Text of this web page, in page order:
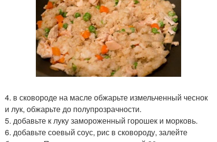
4. в сковороде на масле обжарьте измельченный чеснок
и лук, обжарьте до полупрозрачности.
5. добавьте к луку замороженный горошек и морковь.
6. добавьте соевый соус, рис в сковороду, залейте